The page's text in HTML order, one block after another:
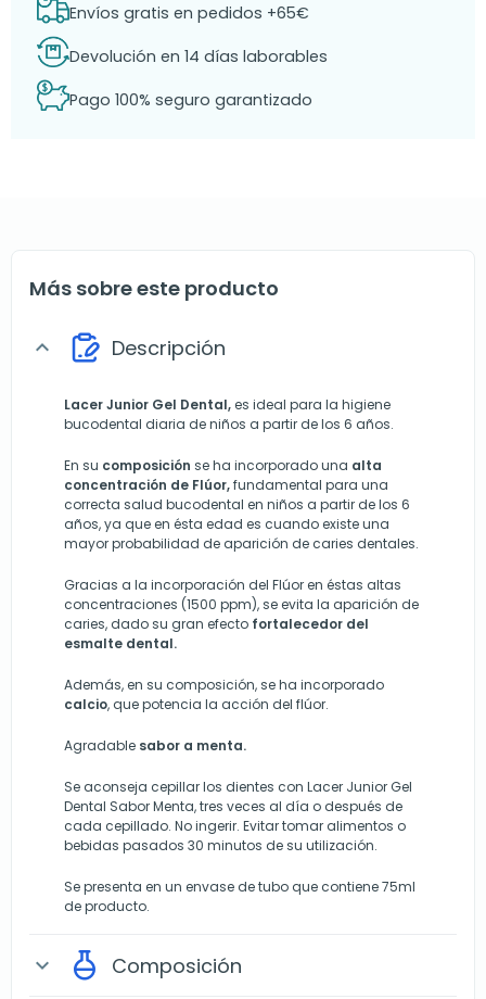
Envíos gratis en pedidos +65€
Devolución en 14 días laborables
Pago 100% seguro garantizado
Más sobre este producto
expand_more Descripción
Lacer Junior Gel Dental,es ideal para la higiene
bucodental diaria de niños a partir de los 6 años.
En su composición se ha incorporado una alta
concentración de Flúor,fundamental para una
correcta salud bucodental en niños a partir de los 6
años, ya que en ésta edad es cuando existe una
mayor probabilidad de aparición de caries dentales.
Gracias a la incorporación del Flúor en éstas altas
concentraciones (1500 ppm), se evita la aparición de
caries, dado su gran efecto fortalecedor del
esmalte dental.
Además, en su composición, se ha incorporado
calcio, que potencia la acción del flúor.
Agradable sabor a menta.
Se aconseja cepillar los dientes con Lacer Junior Gel
Dental Sabor Menta, tres veces al día o después de
cada cepillado. No ingerir. Evitar tomar alimentos o
bebidas pasados 30 minutos de su utilización.
Se presenta en un envase de tubo que contiene 75ml
de producto.
expand_more Composición